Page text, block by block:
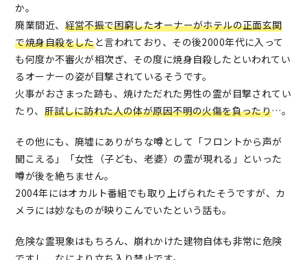
か。
廃業間近、 経営不振で困窮したオーナーがホテルの正面玄関
で焼身自殺をしたと言われており、その後2000年代に入って
も何度か不審火が相次ぎ、その度に焼身自殺したといわれてい
るオーナーの姿が目撃されているそうです。
火事がおさまった跡も、焼けただれた男性の霊が目撃されてい
たり、 肝試しに訪れた人の体が原因不明の火傷を負ったり…。
その他にも、廃墟にありがちな噂として「フロントから声が
聞こえる」「女性（子ども、老婆）の霊が現れる」といった
噂が後を絶ちません。
2004年にはオカルト番組でも取り上げられたそうですが、カ
メラには妙なものが映りこんでいたという話も。
危険な霊現象はもちろん、崩れかけた建物自体も非常に危険